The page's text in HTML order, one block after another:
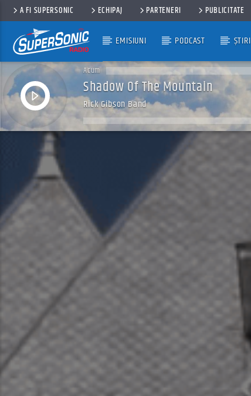
A FI SUPERSONIC ECHIPAJ PARTENERI PUBLICITATE
EMISIUNI PODCAST ȘTIRI
Acum
Shadow Of The Mountain
Rick Gibson Band